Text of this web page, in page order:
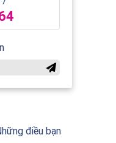
điều bạn